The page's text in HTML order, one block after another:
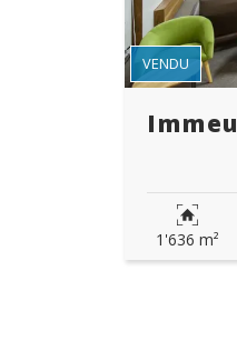
VENDU
1'636 m²